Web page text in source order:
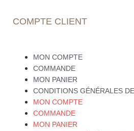
COMPTE CLIENT
MON COMPTE
COMMANDE
MON PANIER
CONDITIONS GÉNÉRALES
MON COMPTE
COMMANDE
MON PANIER